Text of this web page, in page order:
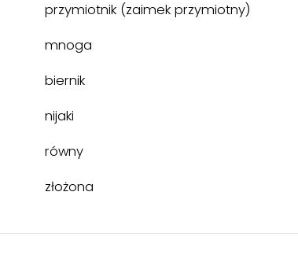
przymiotnik (zaimek przymiotny)
mnoga
biernik
nijaki
równy
złożona